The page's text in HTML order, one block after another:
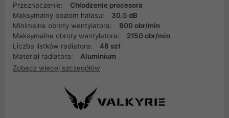
Przeznaczenie:
Chłodzenie procesora
Maksymalny poziom hałasu:
30.5 dB
Minimalne obroty wentylatora:
800 obr/min
Maksymalne obroty wentylatora:
2150 obr/min
Liczba listków radiatora:
48 szt
Materiał radiatora:
Aluminium
Zobacz więcej szczegółów